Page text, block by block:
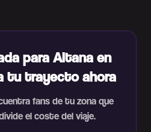
para Aitana en
tu trayecto ahora
fans de tu zona que
el coste del viaje.